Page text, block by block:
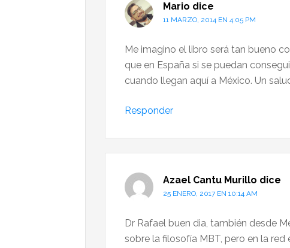
Mario dice
11 MARZO, 2014 EN 4:05 PM
Me imagino el libro será tan bueno
que en España si se puedan
cuando llegan aquí a México. Un
Responder
Azael Cantu Murillo dice
25 ENERO, 2017 EN 10:14 AM
Dr Rafael buen dia, también desde
sobre la filosofía MBT, pero en la